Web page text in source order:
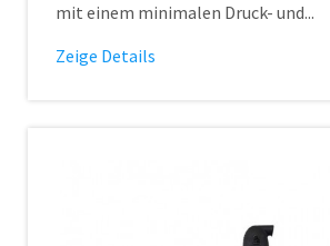
mit einem minimalen Druck- und...
Zeige Details